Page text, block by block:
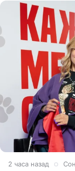
2 часа назад